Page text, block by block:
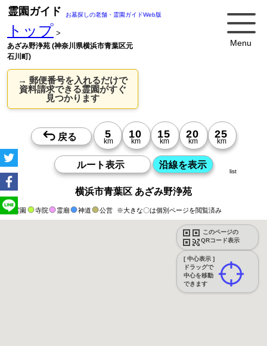
Menu
霊園ガイド お墓探しの老舗・霊園ガイドWeb版
トップ >
あざみ野浄苑 (神奈川県横浜市青葉区元
石川町)
→ 郵便番号を入れるだけで
資料請求できる霊園がすぐ
見つかります
横浜市青葉区 あざみ野浄苑
霊園 寺院 霊廟 神道 公営 ※大きな〇は個別ページを閲覧済み
このページの
QRコード表示
[ 中心表示 ]
ドラッグで
中心を移動
できます
list